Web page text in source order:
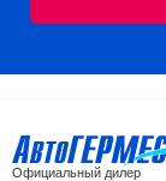
Официальный дилер